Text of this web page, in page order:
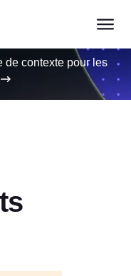
de contexte pour les